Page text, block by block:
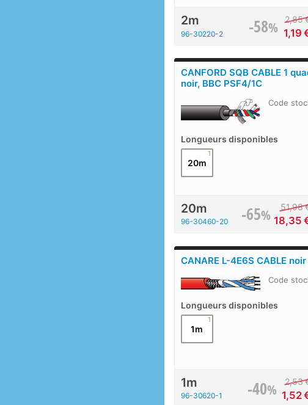
2m
96-30220-2 -58% 2,85
1,19
CANFORD SQB CABLE 1
noir, BBC PSF4/1C
Code
Longueurs disponibles
1
20m
20m
96-30460-20 -65% 51,98
18,35
CANARE L-4E6S CABLE noir
Code
Longueurs disponibles
1
1m
1m
96-30620-1 -40% 2,53
1,52